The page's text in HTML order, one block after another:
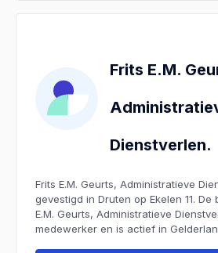
Frits E.M.
Dienstverlen.
Frits E.M. Geurts, Administratieve
gevestigd in Druten op Ekelen 11. De
E.M. Geurts, Administratieve
medewerker en is actief in